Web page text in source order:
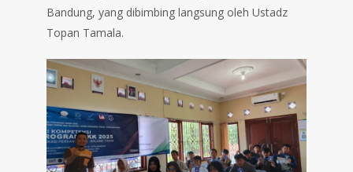
Bandung, yang dibimbing langsung oleh Ustadz
Topan Tamala.